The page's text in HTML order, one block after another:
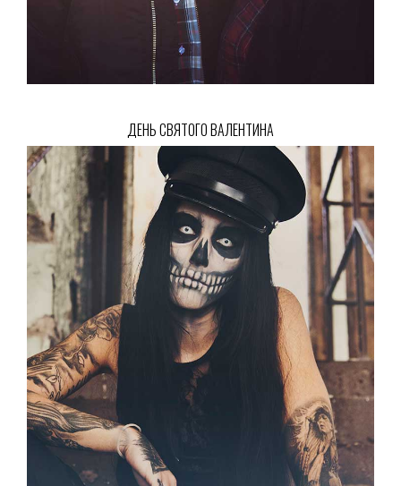
ДЕНЬ СВЯТОГО ВАЛЕНТИНА